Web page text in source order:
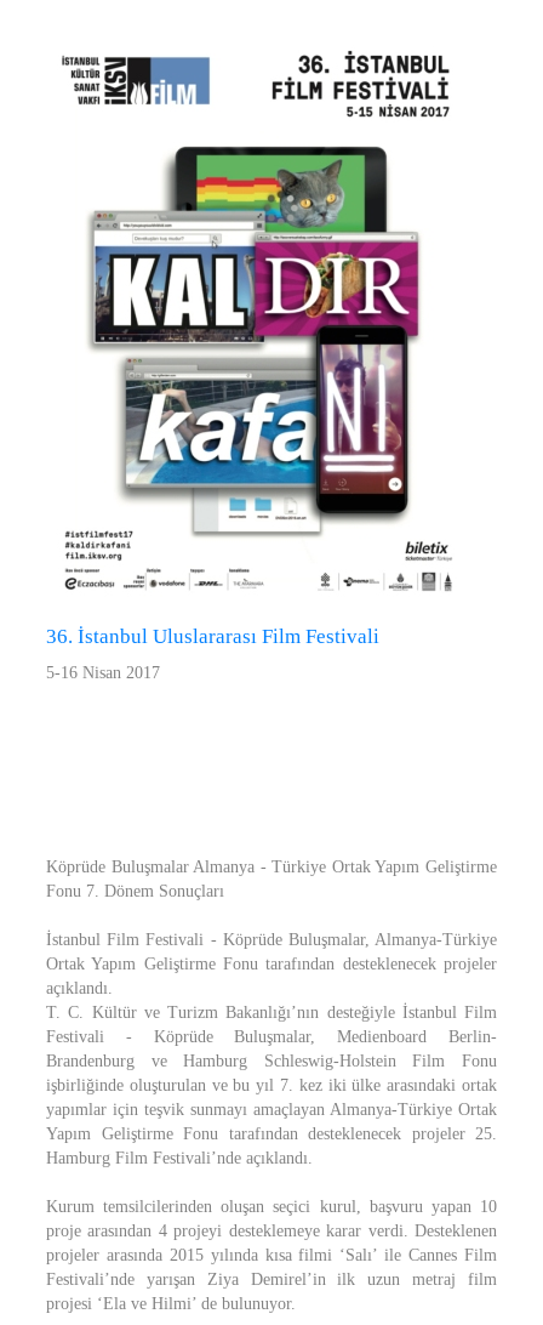
36. İstanbul Uluslararası Film Festivali
5-16 Nisan 2017
Köprüde Buluşmalar Almanya - Türkiye Ortak Yapım Geliştirme
Fonu 7. Dönem Sonuçları
İstanbul Film Festivali - Köprüde Buluşmalar, Almanya-Türkiye
Ortak Yapım Geliştirme Fonu tarafından desteklenecek projeler
açıklandı.
T. C. Kültür ve Turizm Bakanlığı’nın desteğiyle İstanbul Film
Festivali - Köprüde Buluşmalar, Medienboard Berlin-
Brandenburg ve Hamburg Schleswig-Holstein Film Fonu
işbirliğinde oluşturulan ve bu yıl 7. kez iki ülke arasındaki ortak
yapımlar için teşvik sunmayı amaçlayan Almanya-Türkiye Ortak
Yapım Geliştirme Fonu tarafından desteklenecek projeler 25.
Hamburg Film Festivali’nde açıklandı.
Kurum temsilcilerinden oluşan seçici kurul, başvuru yapan 10
proje arasından 4 projeyi desteklemeye karar verdi. Desteklenen
projeler arasında 2015 yılında kısa filmi ‘Salı’ ile Cannes Film
Festivali’nde yarışan Ziya Demirel’in ilk uzun metraj film
projesi ‘Ela ve Hilmi’ de bulunuyor.